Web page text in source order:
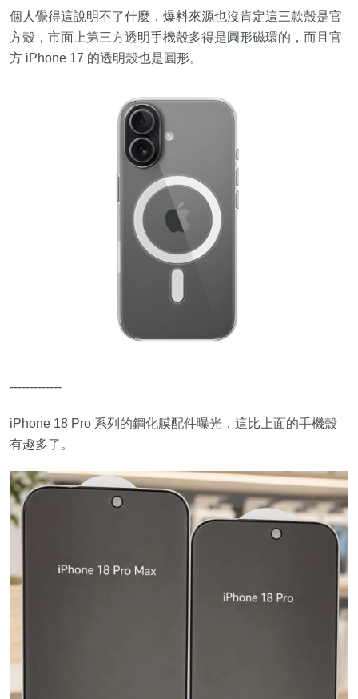
個人覺得這說明不了什麼，爆料來源也沒肯定這三款殼是官
方殼，市面上第三方透明手機殼多得是圓形磁環的，而且官
方 iPhone 17 的透明殼也是圓形。
-------------
iPhone 18 Pro 系列的鋼化膜配件曝光，這比上面的手機殼
有趣多了。